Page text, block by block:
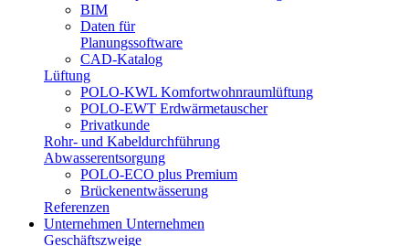
BIM
Daten für
Planungssoftware
CAD-Katalog
Lüftung
POLO-KWL Komfortwohnraumlüftung
POLO-EWT Erdwärmetauscher
Privatkunde
Rohr- und Kabeldurchführung
Abwasserentsorgung
POLO-ECO plus Premium
Brückenentwässerung
Referenzen
Unternehmen Unternehmen
Geschäftszweige